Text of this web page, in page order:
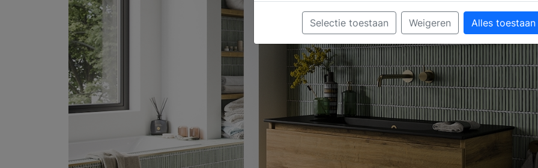
Selectie toestaan Weigeren Alles toestaan